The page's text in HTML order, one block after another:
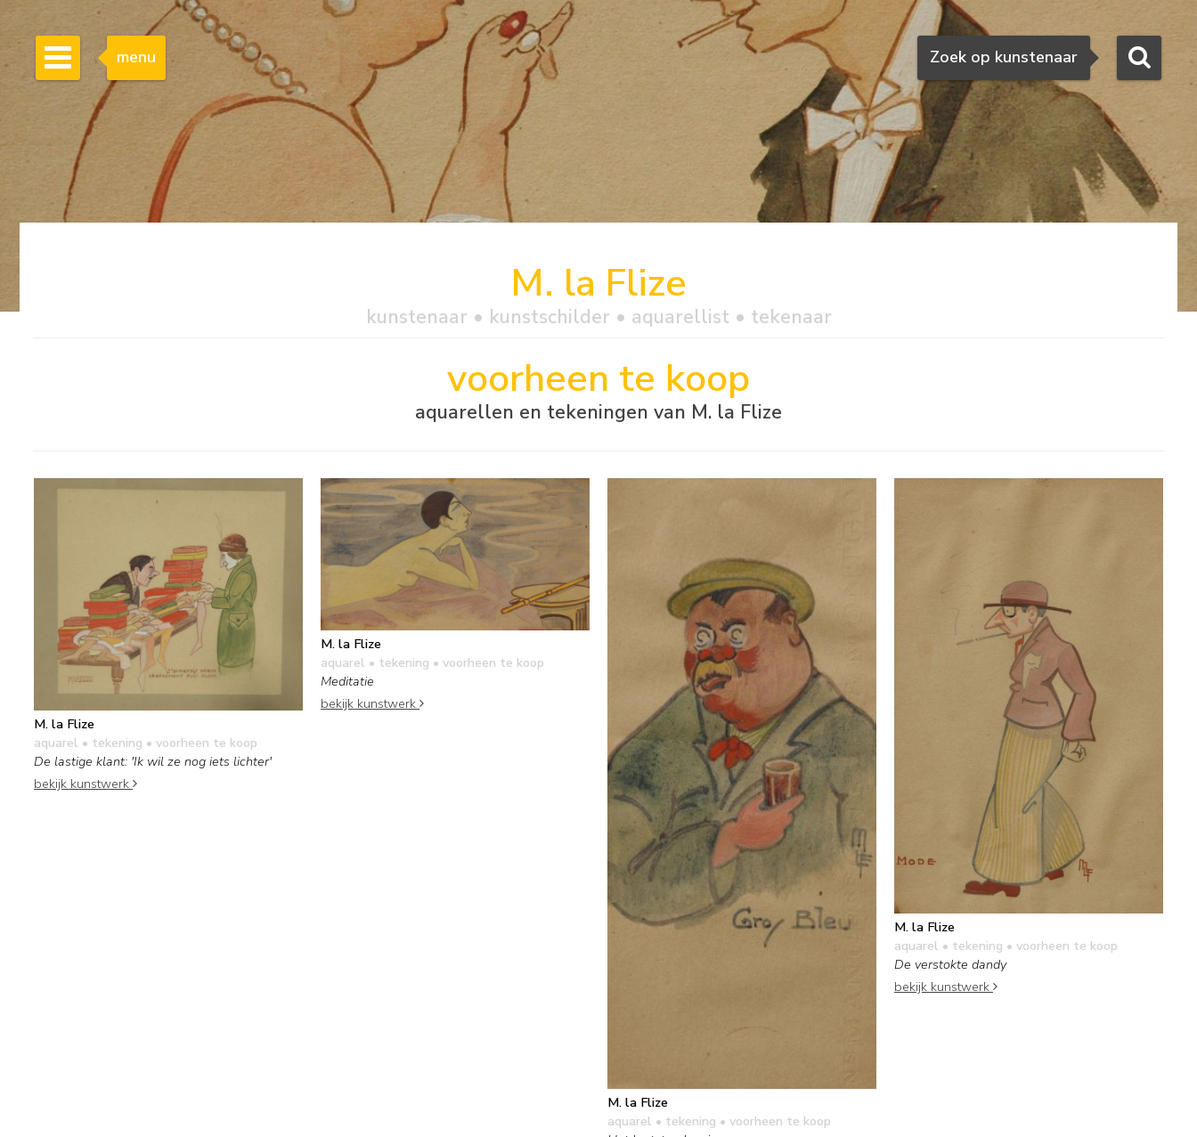
Zoeken
Zoek op kunstenaar
menu
M. la Flize
kunstenaar • kunstschilder • aquarellist • tekenaar
voorheen te koop
aquarellen en tekeningen van M. la Flize
M. la Flize
aquarel • tekening • voorheen te koop
De lastige klant: 'Ik wil ze nog iets lichter'
bekijk kunstwerk
M. la Flize
aquarel • tekening • voorheen te koop
Meditatie
bekijk kunstwerk
M. la Flize
aquarel • tekening • voorheen te koop
M. la Flize
aquarel • tekening • voorheen te koop
De verstokte dandy
bekijk kunstwerk